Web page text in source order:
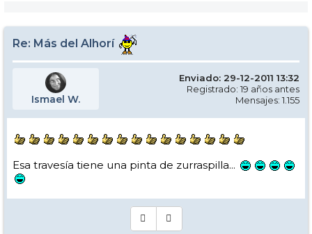
Re: Más del Alhorí
Ismael W.
Enviado: 29-12-2011 13:32
Registrado: 19 años antes
Mensajes: 1.155
Esa travesía tiene una pinta de zurraspilla...